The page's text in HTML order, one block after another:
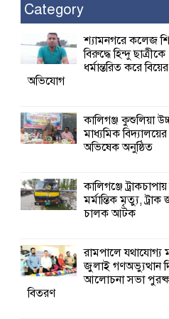
কাদেরসহ
বিরুদ্ধে যুক্তিতর্ক
ট্রাইব্যুনালে
নুরুল হক নুর
পাঁচ মাসে সরকারের
বছরে শহীদদের
করলেন না কেন: শহীদ জিসানের
ক্ষোভ
কালিগঞ্জে নিখোঁজ
মরদেহ অবশেষে
ইছামতী নদীতে
Category
শ্যামনগরে কলেজ
বিরুদ্ধে হিন্দু ছাত্রীকে
ধর্মান্তরিত করে বিয়ের
অভিযোগ
কালিগঞ্জ কুশুলিয়া
মাধ্যমিক
অভিষেক অনুষ্ঠিত
কালিগঞ্জে
মর্মান্তিক মৃত্যু, ট্রাক
চালক আটক
রামপালে যথাযোগ্য
জুলাই গণঅভ্যুত্থান
আলোচনা সভা
বিতরণ